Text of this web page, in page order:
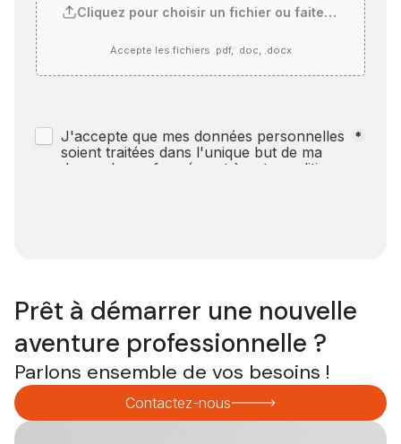
Prêt à démarrer une nouvelle
aventure professionnelle ?
Parlons ensemble de vos besoins !
Contactez-nous